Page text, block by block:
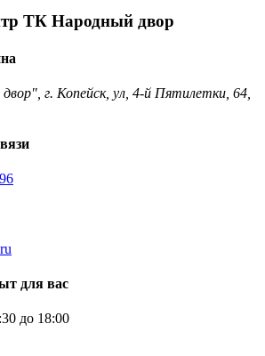
ТК Народный двор
г. Копейск, ул, 4-й Пятилетки, 64,
для вас
до 18:00